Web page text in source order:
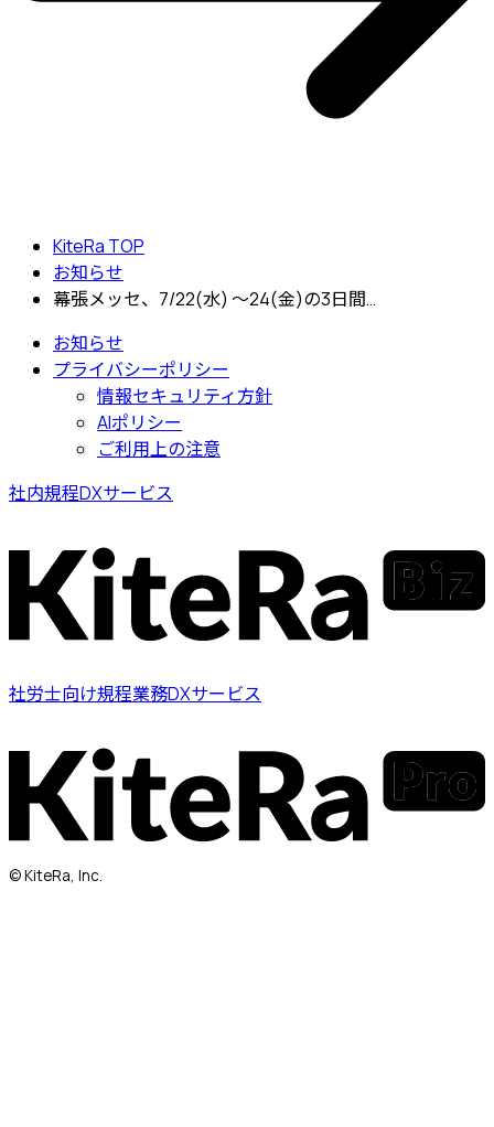
KiteRa TOP
お知らせ
幕張メッセ、7/22(水) 〜24(金)の3日間…
お知らせ
プライバシーポリシー
情報セキュリティ方針
AIポリシー
ご利用上の注意
社内規程DXサービス
社労士向け規程業務DXサービス
© KiteRa, Inc.